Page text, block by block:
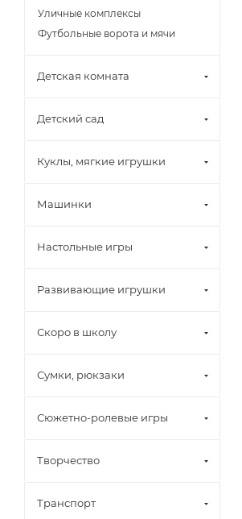
Уличные комплексы
Футбольные ворота и мячи
Детская комната
Детский сад
Куклы, мягкие игрушки
Машинки
Настольные игры
Развивающие игрушки
Скоро в школу
Сумки, рюкзаки
Сюжетно-ролевые игры
Творчество
Транспорт